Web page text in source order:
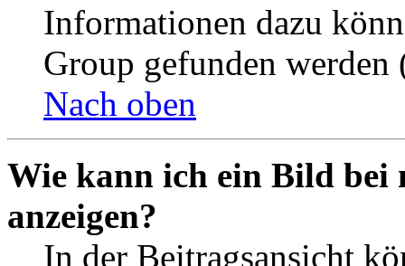
Informationen dazu
Group gefunden
Nach oben
Wie kann ich ein Bild bei
anzeigen?
In der Beitragsansicht